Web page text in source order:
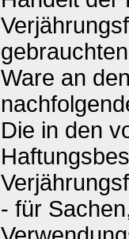
Ware an
Die in den
- für